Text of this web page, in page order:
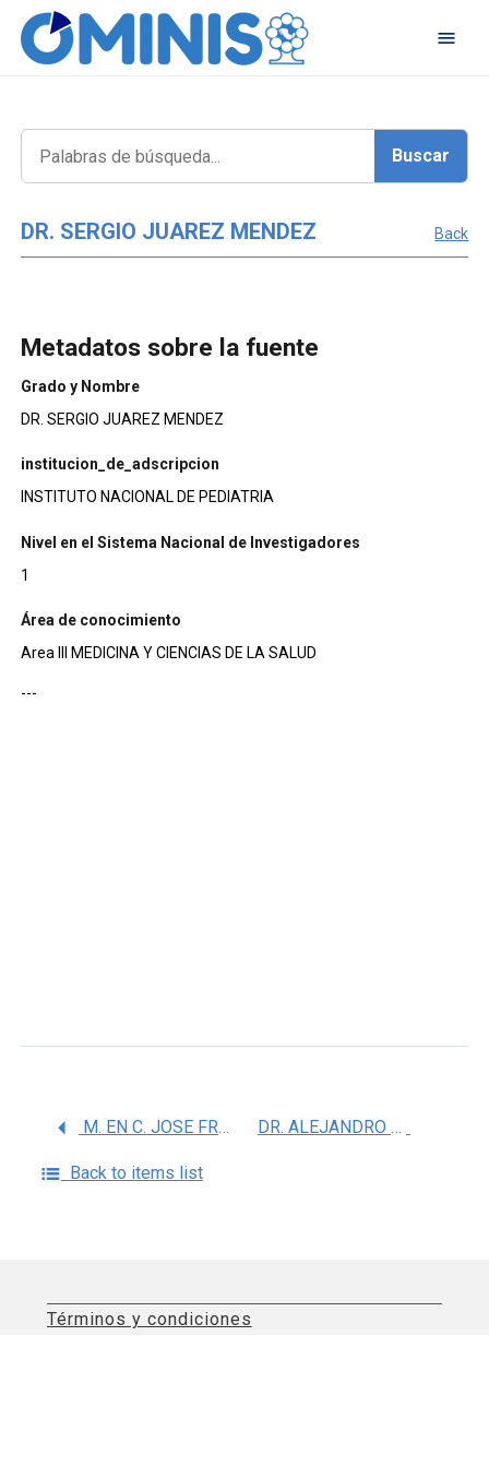
DR. SERGIO JUAREZ MENDEZ Back
Metadatos sobre la fuente
Grado y Nombre
DR. SERGIO JUAREZ MENDEZ
institucion_de_adscripcion
INSTITUTO NACIONAL DE PEDIATRIA
Nivel en el Sistema Nacional de Investigadores
1
Área de conocimiento
Area III MEDICINA Y CIENCIAS DE LA SALUD
---
M. EN C. JOSE FRANCISCO GONZALEZ ZAMORA DR. ALEJANDRO GABRIEL GONZALEZ GARAY
Back to items list
Términos y condiciones